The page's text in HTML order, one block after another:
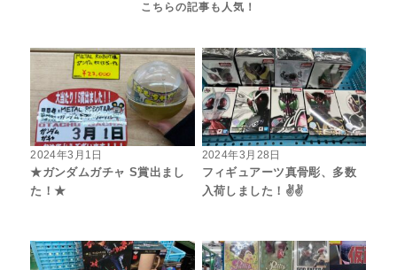
2024年3月1日
★ガンダムガチャ S賞出まし
た！★
2024年3月28日
フィギュアーツ真骨彫、多数
入荷しました！✌️✌️